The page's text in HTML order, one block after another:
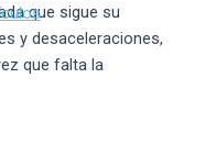
que sigue su
y desaceleraciones,
que falta la